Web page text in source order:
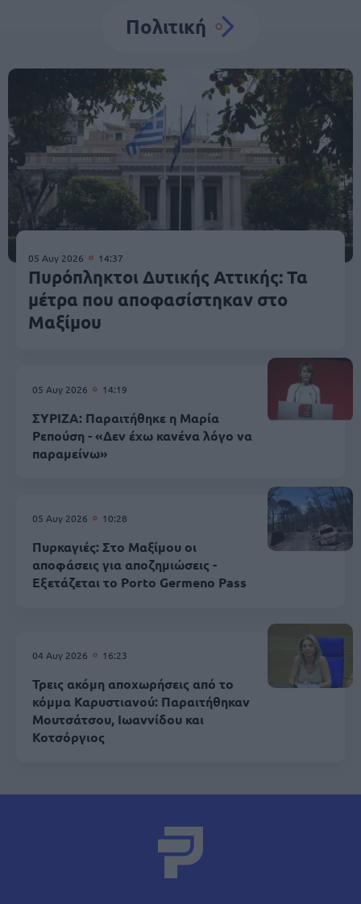
Πολιτική
05 Αυγ 2026 14:37
Πυρόπληκτοι Δυτικής Αττικής: Τα
μέτρα που αποφασίστηκαν στο
Μαξίμου
05 Αυγ 2026 14:19
ΣΥΡΙΖΑ: Παραιτήθηκε η Μαρία
Ρεπούση - «Δεν έχω κανένα λόγο να
παραμείνω»
05 Αυγ 2026 10:28
Πυρκαγιές: Στο Μαξίμου οι
αποφάσεις για αποζημιώσεις -
Εξετάζεται το Porto Germeno Pass
04 Αυγ 2026 16:23
Τρεις ακόμη αποχωρήσεις από το
κόμμα Καρυστιανού: Παραιτήθηκαν
Μουτσάτσου, Ιωαννίδου και
Κοτσόργιος